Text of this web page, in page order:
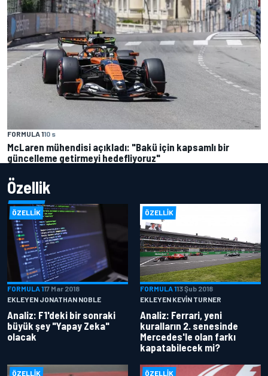
FORMULA 110 s
McLaren mühendisi açıkladı: "Bakü için kapsamlı bir
güncelleme getirmeyi hedefliyoruz"
Özellik
ÖZELLIK
FORMULA 117 Mar 2018
EKLEYEN JONATHAN NOBLE
Analiz: F1'deki bir sonraki
büyük şey "Yapay Zeka"
olacak
ÖZELLIK
FORMULA 113 Şub 2018
EKLEYEN KEVIN TURNER
Analiz: Ferrari, yeni
kuralların 2. senesinde
Mercedes'le olan farkı
kapatabilecek mi?
ÖZELLIK ÖZELLIK